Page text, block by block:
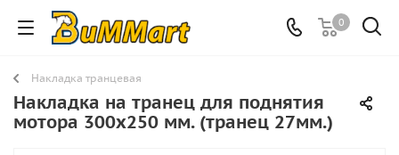
0
Накладка транцевая
Накладка на транец для поднятия
мотора 300х250 мм. (транец 27мм.)